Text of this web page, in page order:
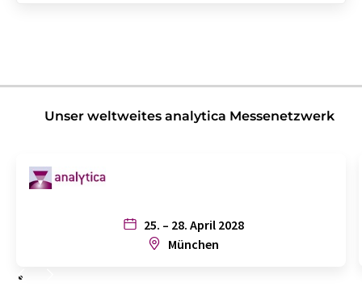
Unser weltweites analytica Messenetzwerk
25. – 28. April 2028
München